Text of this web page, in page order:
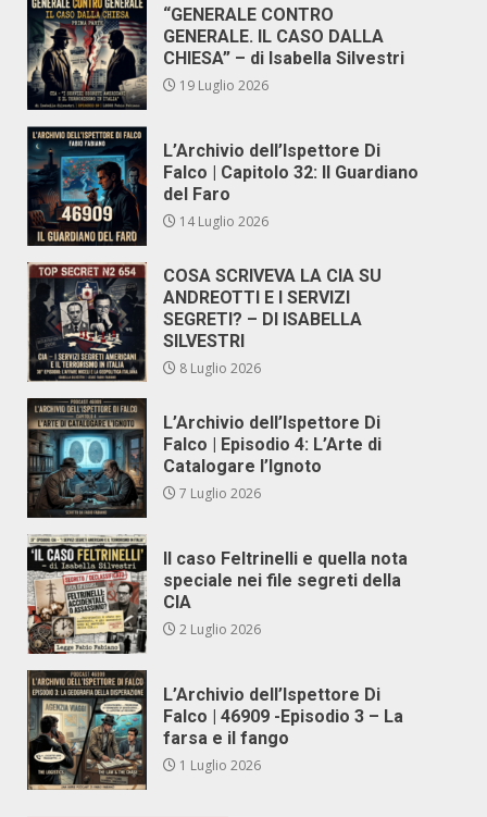
“GENERALE CONTRO
GENERALE. IL CASO DALLA
CHIESA” – di Isabella Silvestri
19 Luglio 2026
L’Archivio dell’Ispettore Di
Falco | Capitolo 32: Il Guardiano
del Faro
14 Luglio 2026
COSA SCRIVEVA LA CIA SU
ANDREOTTI E I SERVIZI
SEGRETI? – DI ISABELLA
SILVESTRI
8 Luglio 2026
L’Archivio dell’Ispettore Di
Falco | Episodio 4: L’Arte di
Catalogare l’Ignoto
7 Luglio 2026
Il caso Feltrinelli e quella nota
speciale nei file segreti della
CIA
2 Luglio 2026
L’Archivio dell’Ispettore Di
Falco | 46909 -Episodio 3 – La
farsa e il fango
1 Luglio 2026